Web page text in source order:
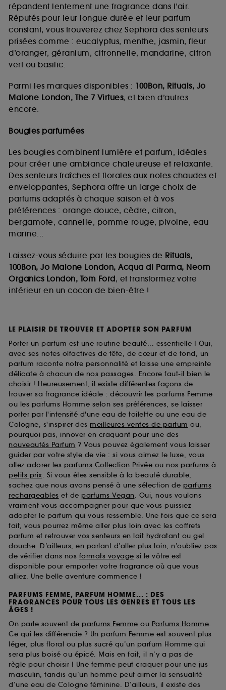
répandent lentement une fragrance dans l’air.
Réputés pour leur longue durée et leur parfum
constant, vous trouverez chez Sephora des senteurs
prisées comme : eucalyptus, menthe, jasmin, fleur
d’oranger, géranium, citronnelle, mandarine, citron
vert ou basilic.
Parmi les marques disponibles : 100Bon, Rituals, Jo
Malone London, The 7 Virtues, et bien d’autres
encore.
Bougies parfumées
Les bougies combinent lumière et parfum, idéales
pour créer une ambiance chaleureuse et relaxante.
Des senteurs fraîches et florales aux notes chaudes et
enveloppantes, Sephora offre un large choix de
parfums adaptés à chaque saison et à vos
préférences : orange douce, cèdre, citron,
bergamote, cannelle, pomme rouge, pivoine, eau
marine...
Laissez-vous séduire par les bougies de Rituals,
100Bon, Jo Malone London, Acqua di Parma, Neom
Organics London, Tom Ford, et transformez votre
intérieur en un cocon de bien-être !
LE PLAISIR DE TROUVER ET ADOPTER SON PARFUM
Porter un parfum est une routine beauté... essentielle ! Oui,
avec ses notes olfactives de tête, de cœur et de fond, un
parfum raconte notre personnalité et laisse une empreinte
délicate à chacun de nos passages. Encore faut-il bien le
choisir ! Heureusement, il existe différentes façons de
trouver sa fragrance idéale : découvrir les parfums Femme
ou les parfums Homme selon ses préférences, se laisser
porter par l'intensité d'une eau de toilette ou une eau de
Cologne, s'inspirer des meilleures ventes de parfum ou,
pourquoi pas, innover en craquant pour une des
nouveautés Parfum ? Vous pouvez également vous laisser
guider par votre style de vie : si vous aimez le luxe, vous
allez adorer les parfums Collection Privée ou nos parfums à
petits prix. Si vous êtes sensible à la beauté durable,
sachez que nous avons pensé à une sélection de parfums
rechargeables et de parfums Vegan. Oui, nous voulons
vraiment vous accompagner pour que vous puissiez
adopter le parfum qui vous ressemble. Une fois que ce sera
fait, vous pourrez même aller plus loin avec les coffrets
parfum et retrouver vos senteurs en lait hydratant ou gel
douche. D’ailleurs, en parlant d’aller plus loin, n’oubliez pas
de vérifier dans nos formats voyage si le vôtre est
disponible pour emporter votre fragrance où que vous
alliez. Une belle aventure commence !
PARFUMS FEMME, PARFUM HOMME... : DES
FRAGRANCES POUR TOUS LES GENRES ET TOUS LES
ÂGES !
On parle souvent de parfums Femme ou Parfums Homme.
Ce qui les différencie ? Un parfum Femme est souvent plus
léger, plus floral ou plus sucré qu’un parfum Homme qui
sera plus boisé ou épicé. Mais en fait, il n’y a pas de
règle pour choisir ! Une femme peut craquer pour une jus
masculin, tandis qu’un homme peut aimer la sensualité
d’une eau de Cologne féminine. D’ailleurs, il existe des